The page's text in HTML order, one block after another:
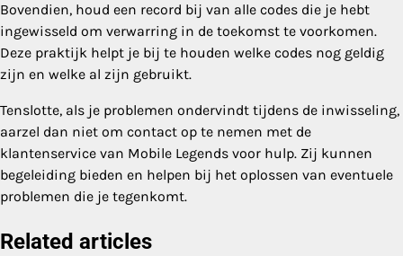
Bovendien, houd een record bij van alle codes die je hebt
ingewisseld om verwarring in de toekomst te voorkomen.
Deze praktijk helpt je bij te houden welke codes nog geldig
zijn en welke al zijn gebruikt.
Tenslotte, als je problemen ondervindt tijdens de inwisseling,
aarzel dan niet om contact op te nemen met de
klantenservice van Mobile Legends voor hulp. Zij kunnen
begeleiding bieden en helpen bij het oplossen van eventuele
problemen die je tegenkomt.
Related articles